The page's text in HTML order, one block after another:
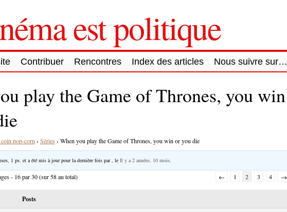
est politique
Contribuer Rencontres Index des articles Nous suivre sur…
play the Game of Thrones, you win
pop-corn › Séries › When you play the Game of Thrones, you win or you die
1 ps. et a été mis à jour pour la dernière fois par , le Il y a 2 années, 10 mois
- 16 par 30 (sur 58 au total) ← 1 2 3 4 →
Posts